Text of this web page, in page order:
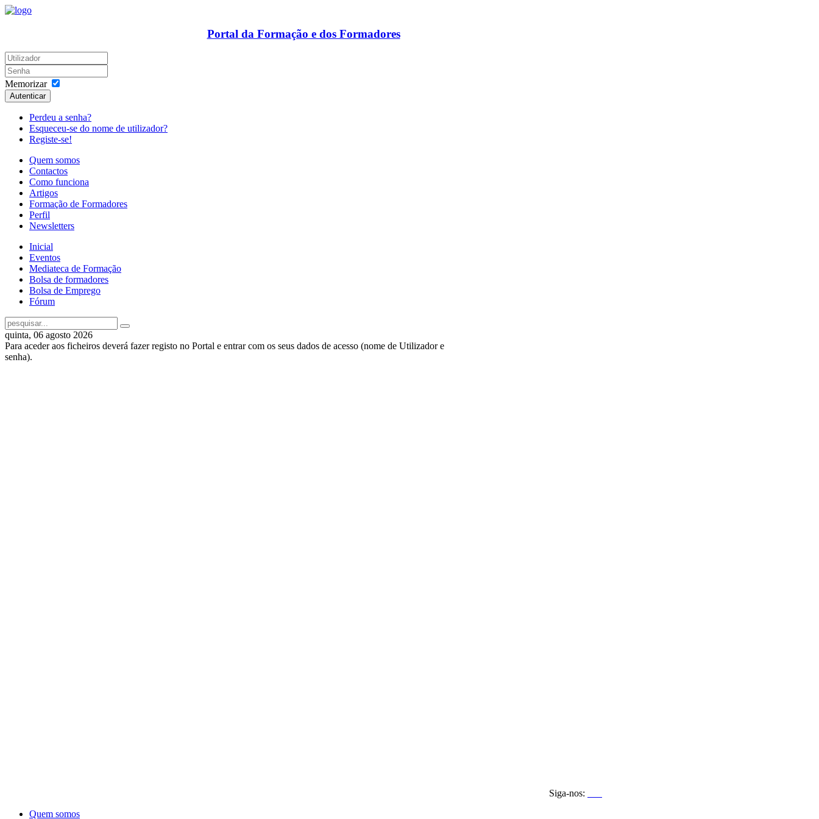
Portal da Formação e dos Formadores
Memorizar
Autenticar
Perdeu a senha?
Esqueceu-se do nome de utilizador?
Registe-se!
Quem somos
Contactos
Como funciona
Artigos
Formação de Formadores
Perfil
Newsletters
Inicial
Eventos
Mediateca de Formação
Bolsa de formadores
Bolsa de Emprego
Fórum
quinta, 06 agosto 2026
Para aceder aos ficheiros deverá fazer registo no Portal e entrar com os seus dados de acesso (nome de Utilizador e
senha).
Siga-nos:
Quem somos